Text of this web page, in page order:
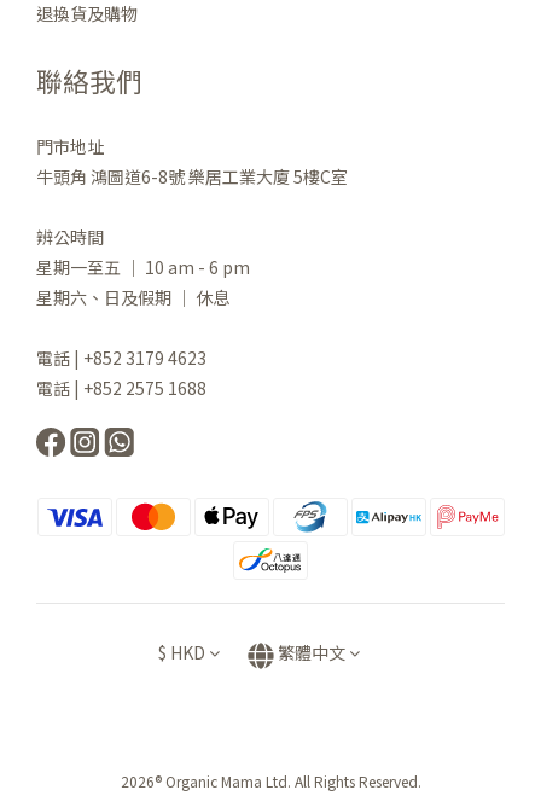
退換貨及購物
聯絡我們
門市地址
牛頭角 鴻圖道6-8號 樂居工業大廈 5樓C室
辨公時間
星期一至五 ｜ 10 am - 6 pm
星期六、日及假期 ｜ 休息
電話 | +852 3179 4623
電話 | +852 2575 1688
$ HKD 繁體中文
2026® Organic Mama Ltd. All Rights Reserved.